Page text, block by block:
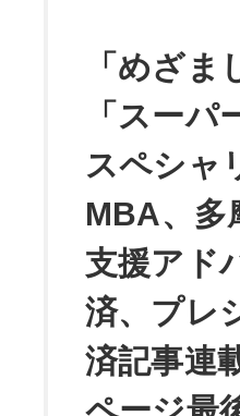
「めざ
「スー
スペシャ
MBA、多
支援アド
済、プレ
済記事連